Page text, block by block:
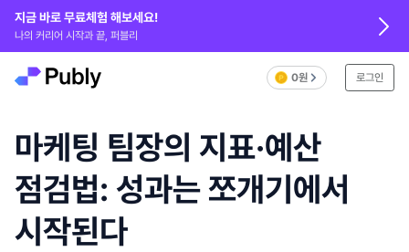
지금 바로 무료체험 해보세요!
나의 커리어 시작과 끝, 퍼블리
0원 로그인
마케팅 팀장의 지표·예산
점검법: 성과는 쪼개기에서
시작된다